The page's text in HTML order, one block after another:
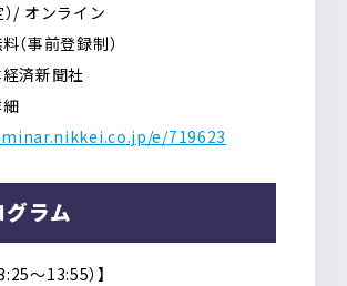
/ オンライン
事前登録制）
済新聞社
細
e/719623
ラム
〜13:55）】